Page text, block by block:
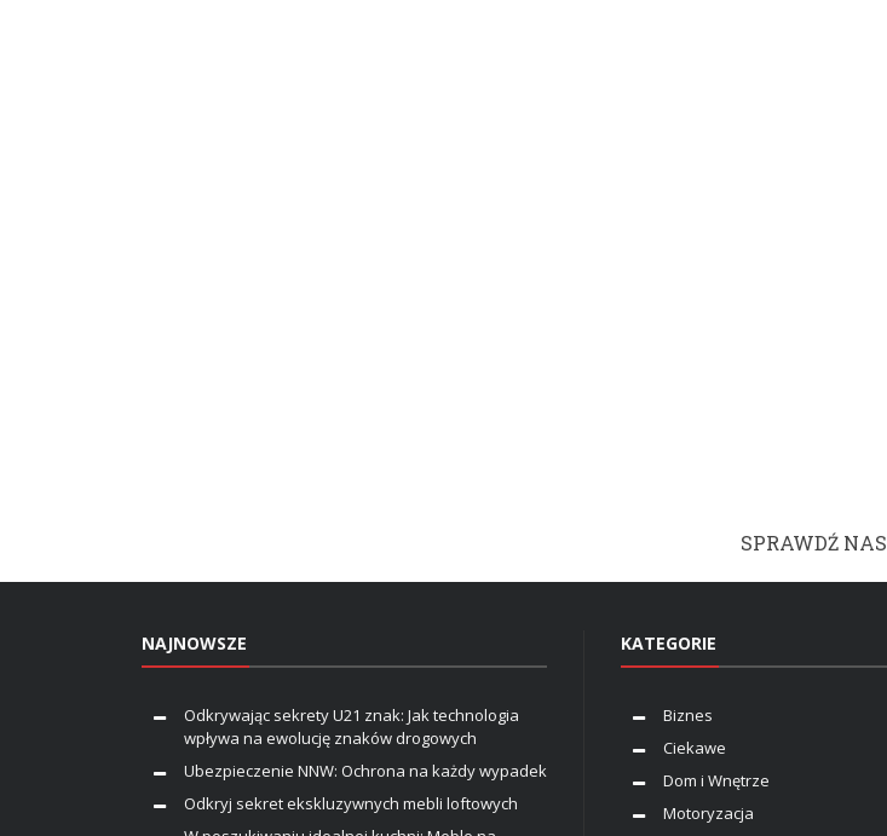
SPRAWDŹ NAS
NAJNOWSZE
Odkrywając sekrety U21 znak: Jak technologia
wpływa na ewolucję znaków drogowych
Ubezpieczenie NNW: Ochrona na każdy wypadek
Odkryj sekret ekskluzywnych mebli loftowych
KATEGORIE
Biznes
Ciekawe
Dom i Wnętrze
Motoryzacja